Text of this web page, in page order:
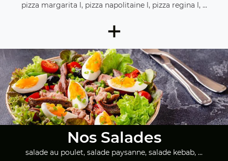
pizza margarita l, pizza napolitaine l, pizza regina l, ...
+
Nos Salades
salade au poulet, salade paysanne, salade kebab, ...